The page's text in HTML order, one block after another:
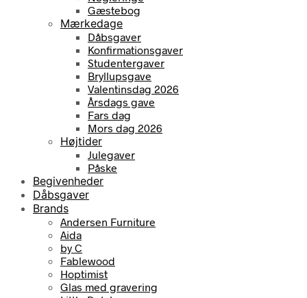
Gæstebog
Mærkedage
Dåbsgaver
Konfirmationsgaver
Studentergaver
Bryllupsgave
Valentinsdag 2026
Årsdags gave
Fars dag
Mors dag 2026
Højtider
Julegaver
Påske
Begivenheder
Dåbsgaver
Brands
Andersen Furniture
Aida
by C
Fablewood
Hoptimist
Glas med gravering